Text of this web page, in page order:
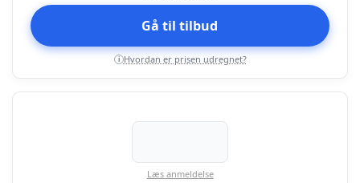
Gå til tilbud
i Hvordan er prisen udregnet?
Læs anmeldelse